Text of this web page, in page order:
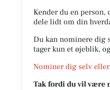
Kender du en
dele lidt om din
Du kan nominere dig
tager kun et øjeblik,
Nominer dig selv
Tak fordi du vil være